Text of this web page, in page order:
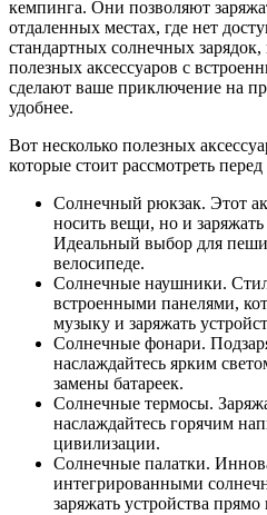
кемпинга. Они позволяют
отдаленных местах, где нет
стандартных солнечных
полезных аксессуаров с
сделают ваше приключение на
удобнее.
Вот несколько полезных
которые стоит рассмотреть
Солнечный рюкзак. Этот
носить вещи, но и
Идеальный выбор для
велосипеде.
Солнечные наушники.
встроенными панелями,
музыку и заряжать
Солнечные фонари.
наслаждайтесь ярким
замены батареек.
Солнечные термосы.
наслаждайтесь горячим
цивилизации.
Солнечные палатки.
интегрированными
заряжать устройства